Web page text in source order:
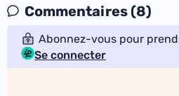
Commentaires (8)
Abonnez-vous pour
Se connecter